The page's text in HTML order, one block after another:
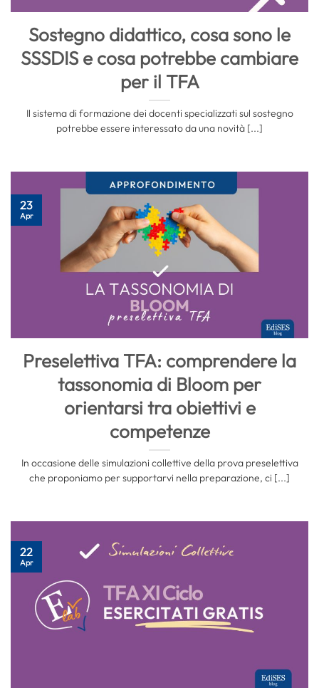
Sostegno didattico, cosa sono le
SSSDIS e cosa potrebbe cambiare
per il TFA
Il sistema di formazione dei docenti specializzati sul sostegno
potrebbe essere interessato da una novità [...]
Preselettiva TFA: comprendere la
tassonomia di Bloom per
orientarsi tra obiettivi e
competenze
In occasione delle simulazioni collettive della prova preselettiva
che proponiamo per supportarvi nella preparazione, ci [...]
23
Apr
22
Apr